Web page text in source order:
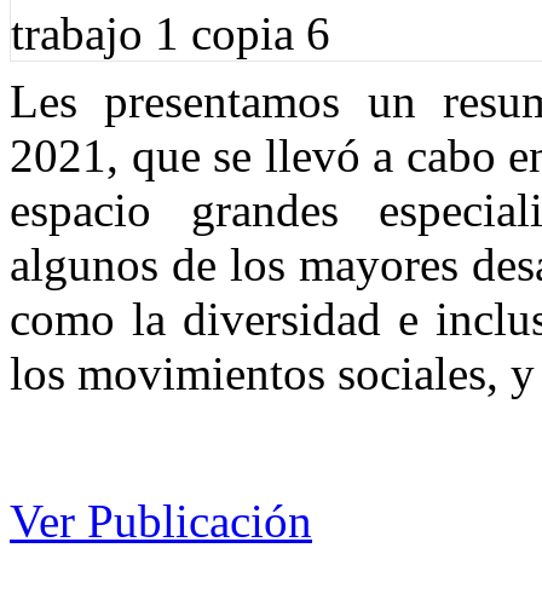
Les presentamos un
2021, que se llevó a cabo
espacio grandes
algunos de los mayores
como la diversidad e
los movimientos sociales,
Ver Publicación